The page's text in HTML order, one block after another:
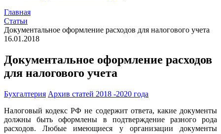
Главная
Статьи
Документальное оформление расходов для налогового учета
16.01.2018
Документальное оформление расходов
для налогового учета
Бухгалтерия Архив статей 2018 -2020 года
Налоговый кодекс РФ не содержит ответа, какие документы
должны быть оформлены в подтверждение разного рода
расходов. Любые имеющиеся у организации документы